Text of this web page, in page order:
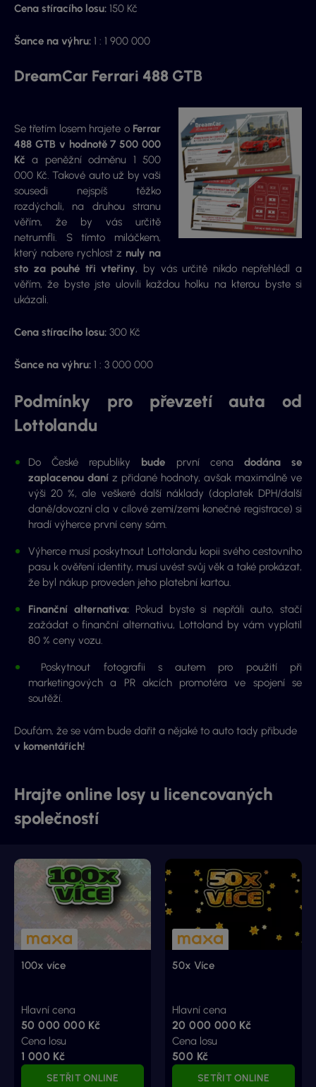
Cena stíracího losu: 150 Kč
Šance na výhru: 1 : 1 900 000
DreamCar Ferrari 488 GTB
Se třetím losem hrajete o Ferrar
488 GTB v hodnotě 7 500 000
Kč a peněžní odměnu 1 500
000 Kč. Takové auto už by vaši
sousedi nejspíš těžko
rozdýchali, na druhou stranu
věřím, že by vás určitě
netrumfli. S tímto miláčkem,
který nabere rychlost z nuly na
sto za pouhé tři vteřiny, by vás určitě nikdo nepřehlédl a
věřím, že byste jste ulovili každou holku na kterou byste si
ukázali.
Cena stíracího losu: 300 Kč
Šance na výhru: 1 : 3 000 000
Podmínky pro převzetí auta od
Lottolandu
Do České republiky bude první cena dodána se
zaplacenou daní z přidané hodnoty, avšak maximálně ve
výši 20 %, ale veškeré další náklady (doplatek DPH/další
daně/dovozní cla v cílové zemi/zemi konečné registrace) si
hradí výherce první ceny sám.
Výherce musí poskytnout Lottolandu kopii svého cestovního
pasu k ověření identity, musí uvést svůj věk a také prokázat,
že byl nákup proveden jeho platební kartou.
Finanční alternativa:Pokud byste si nepřáli auto, stačí
zažádat o finanční alternativu, Lottoland by vám vyplatil
80 % ceny vozu.
Poskytnout fotografii s autem pro použití při
marketingových a PR akcích promotéra ve spojení se
soutěží.
Doufám, že se vám bude dařit a nějaké to auto tady přibude
v komentářích!
Hrajte online losy u licencovaných
společností
100x více
Hlavní cena
50 000 000 Kč
Cena losu
1 000 Kč
SETŘIT ONLINE
50x Více
Hlavní cena
20 000 000 Kč
Cena losu
500 Kč
SETŘIT ONLINE